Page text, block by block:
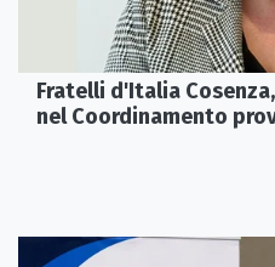
Fratelli d'Italia
nel Coordinamento